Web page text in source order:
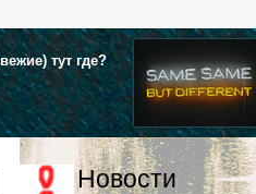
тут где?
Новости